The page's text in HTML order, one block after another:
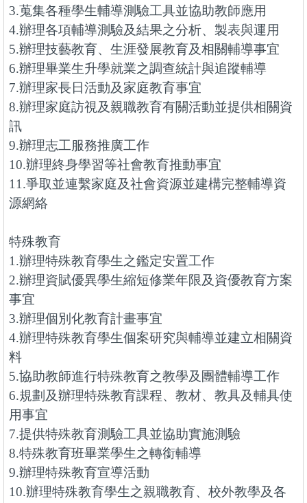
3.蒐集各種學生輔導測驗工具並協助教師應用
4.辦理各項輔導測驗及結果之分析、製表與運用
5.辦理技藝教育、生涯發展教育及相關輔導事宜
6.辦理畢業生升學就業之調查統計與追蹤輔導
7.辦理家長日活動及家庭教育事宜
8.辦理家庭訪視及親職教育有關活動並提供相關資
訊
9.辦理志工服務推廣工作
10.辦理終身學習等社會教育推動事宜
11.爭取並連繫家庭及社會資源並建構完整輔導資
源網絡
特殊教育
1.辦理特殊教育學生之鑑定安置工作
2.辦理資賦優異學生縮短修業年限及資優教育方案
事宜
3.辦理個別化教育計畫事宜
4.辦理特殊教育學生個案研究與輔導並建立相關資
料
5.協助教師進行特殊教育之教學及團體輔導工作
6.規劃及辦理特殊教育課程、教材、教具及輔具使
用事宜
7.提供特殊教育測驗工具並協助實施測驗
8.特殊教育班畢業學生之轉銜輔導
9.辦理特殊教育宣導活動
10.辦理特殊教育學生之親職教育、校外教學及各